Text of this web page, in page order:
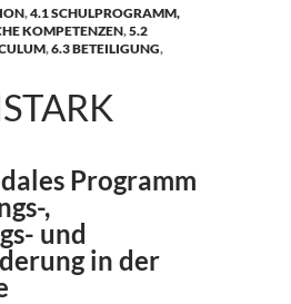
,4.1 SCHULPROGRAMM,
KOMPETENZEN,5.2
,6.3 BETEILIGUNG,
Programm
,
und
in der